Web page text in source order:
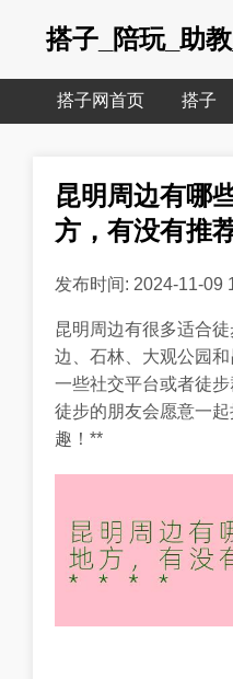
搭子_陪玩_助
搭子网首页 搭子
昆明周边有哪
方，有没有推
发布时间: 2024-11-09
昆明周边有很多适合
边、石林、大观公园
一些社交平台或者徒
徒步的朋友会愿意一
趣！**